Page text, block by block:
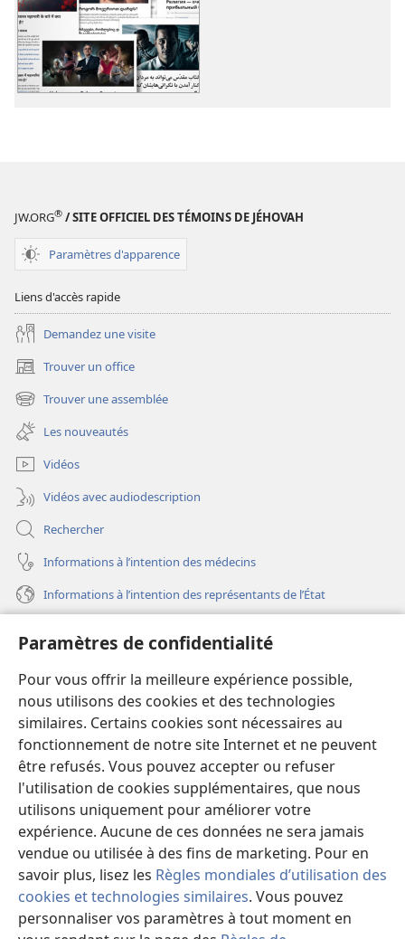
Paramètres de confidentialité
Pour vous offrir la meilleure expérience possible,
nous utilisons des cookies et des technologies
similaires. Certains cookies sont nécessaires au
fonctionnement de notre site Internet et ne peuvent
être refusés. Vous pouvez accepter ou refuser
l'utilisation de cookies supplémentaires, que nous
utilisons uniquement pour améliorer votre
expérience. Aucune de ces données ne sera jamais
vendue ou utilisée à des fins de marketing. Pour en
savoir plus, lisez les Règles mondiales d’utilisation des
cookies et technologies similaires. Vous pouvez
personnaliser vos paramètres à tout moment en
JW.ORG® / SITE OFFICIEL DES TÉMOINS DE JÉHOVAH
Paramètres d'apparence
Liens d'accès rapide
Demandez une visite
Trouver un office
(ouvre
une
nouvelle
fenêtre)
Trouver une assemblée
(ouvre
une
nouvelle
fenêtre)
Les nouveautés
Vidéos
Vidéos avec audiodescription
Rechercher
Informations à l’intention des médecins
Informations à l’intention des représentants de l’État
(ouvre
une
nouvelle
fenêtre)
Bibliothèque en ligne
(ouvre
une
nouvelle
fenêtre)
JW Hub®
(ouvre
une
nouvelle
fenêtre)
JW Library
Watchtower Library